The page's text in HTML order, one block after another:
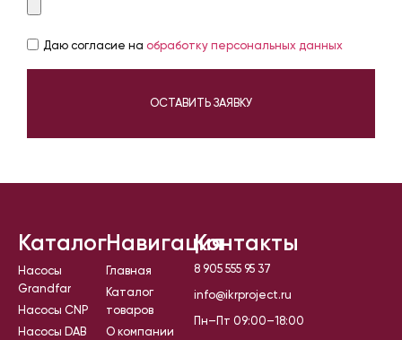
Даю согласие на обработку персональных данных
ОСТАВИТЬ ЗАЯВКУ
Каталог
Насосы
Grandfar
Насосы CNP
Насосы DAB
Навигация
Главная
Каталог
товаров
О компании
Контакты
8 905 555 95 37
info@ikrproject.ru
Пн–Пт 09:00–18:00